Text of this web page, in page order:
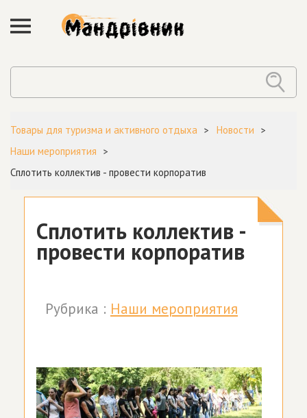
Товары для туризма и активного отдыха
Новости
Наши мероприятия
Сплотить коллектив - провести корпоратив
Сплотить коллектив -
провести корпоратив
Рубрика : Наши мероприятия